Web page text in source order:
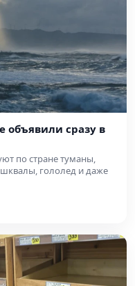
сразу в
по стране туманы,
гололед и даже